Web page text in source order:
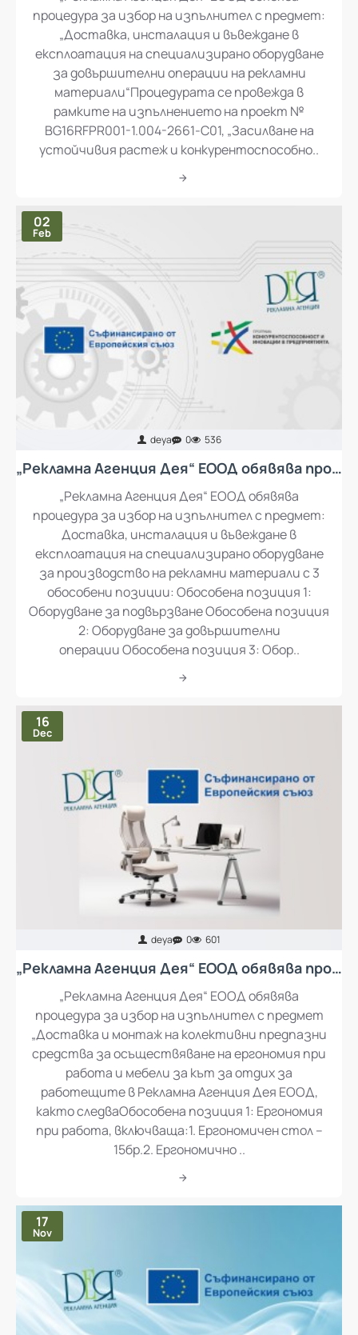
„Рекламна Агенция Дея“ ЕООД обявява
процедура за избор на изпълнител с предмет:
„Доставка, инсталация и въвеждане в
експлоатация на специализирано оборудване
за довършителни операции на рекламни
материали“Процедурата се провежда в
рамките на изпълнението на проект №
BG16RFPR001-1.004-2661-C01, „Засилване на
устойчивия растеж и конкурентоспособно..
02
Feb
„Рекламна Агенция Дея“ ЕООД обявява
процедура за избор на изпълнител с предмет:
Доставка, инсталация и въвеждане в
експлоатация на специализирано оборудване
за производство на рекламни материали с 3
обособени позиции: Обособена позиция 1:
Оборудване за подвързване Обособена позиция
2: Оборудване за довършителни
операции Обособена позиция 3: Обор..
16
Dec
„Рекламна Агенция Дея“ ЕООД обявява
процедура за избор на изпълнител с предмет
„Доставка и монтаж на колективни предпазни
средства за осъществяване на ергономия при
работа и мебели за кът за отдих за
работещите в Рекламна Агенция Дея ЕООД,
както следваОбособена позиция 1: Ергономия
при работа, включваща:1. Ергономичен стол –
15бр.2. Ергономично ..
17
Nov